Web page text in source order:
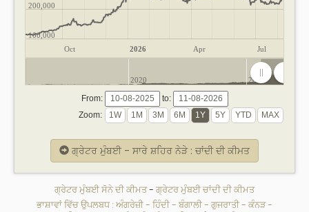
Oct 2026 Apr Jul
100,000
200,000
2020 2025
From:
to:
Zoom:
ਗ੍ਰੇਟਰ ਮੁੰਬਈ - ਸਾਰੇ ਸ਼ਹਿਰ ਨੇੜੇ : ਚਾਂਦੀ ਦੀ ਕੀਮਤ
ਗ੍ਰੇਟਰ ਮੁੰਬਈ ਸੋਨੇ ਦੀ ਕੀਮਤ- ਗ੍ਰੇਟਰ ਮੁੰਬਈ ਚਾਂਦੀ ਦੀ ਕੀਮਤ
ਭਾਸ਼ਾਵਾਂ ਵਿੱਚ ਉਪਲਬਧ : ਅੰਗਰੇਜ਼ੀ- ਹਿੰਦੀ- ਬੰਗਾਲੀ- ਗੁਜਰਾਤੀ- ਕੰਨੜ-